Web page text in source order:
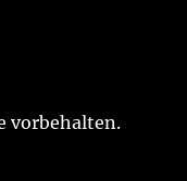
vorbehalten.